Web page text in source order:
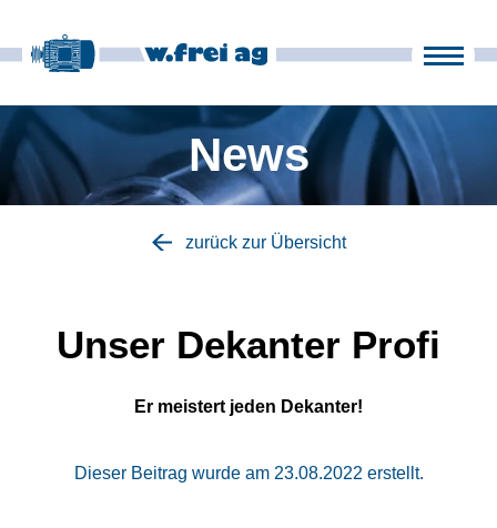
it fr en de
Entreprise
Actualités
News
zurück zur Übersicht
Unser Dekanter Profi
Er meistert jeden Dekanter!
Dieser Beitrag wurde am 23.08.2022 erstellt.